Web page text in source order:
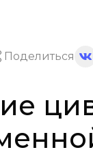
Поделиться